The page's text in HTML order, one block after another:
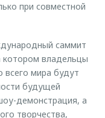
при совместной
саммит
котором владельцы
всего мира будут
будущей
демонстрация, а
творчества,